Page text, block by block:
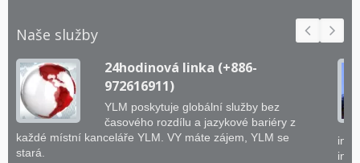
Naše služby
24hodinová linka (+886-
972616911)
YLM poskytuje globální služby bez
časového rozdílu a jazykové bariéry z
každé místní kanceláře YLM. VY máte zájem, YLM se
stará.